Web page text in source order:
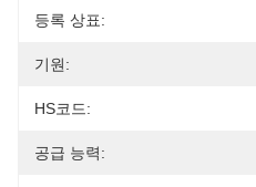
등록 상표:
기원:
HS코드:
공급 능력: